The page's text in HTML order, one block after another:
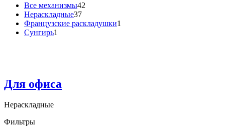
Все механизмы42
Нераскладные37
Французские раскладушки1
Сунгирь1
Для офиса
Нераскладные
Фильтры